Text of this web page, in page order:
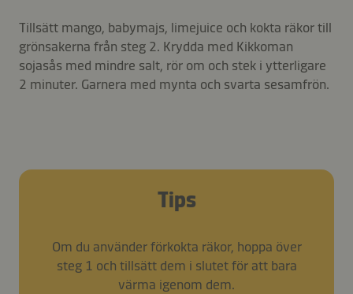
Tillsätt mango, babymajs, limejuice och kokta räkor till
grönsakerna från steg 2. Krydda med Kikkoman
sojasås med mindre salt, rör om och stek i ytterligare
2 minuter. Garnera med mynta och svarta sesamfrön.
Tips
Om du använder förkokta räkor, hoppa över
steg 1 och tillsätt dem i slutet för att bara
värma igenom dem.